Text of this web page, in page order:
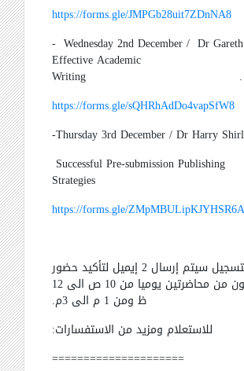
https://forms.gle/JMPGb28uit7ZDnNA8
- Wednesday 2nd December / Dr
Effective Academic
Writing
.
https://forms.gle/sQHRhAdDo4vapSfW8
-Thursday 3rd December / Dr Harry
Successful Pre-submission Publishing
Strategies
https://forms.gle/ZMpMBULipKJYHSR6A
_بعد التسجيل سيتم إرسال 2 إيميل لتأكيد حضور
التدريب المتكون من محاضرتين يوميا من 10 ص الى 12
ظ ومن 1 م الى 3م.
للاستعلام ومزيد من الاستفسارات:
=====================